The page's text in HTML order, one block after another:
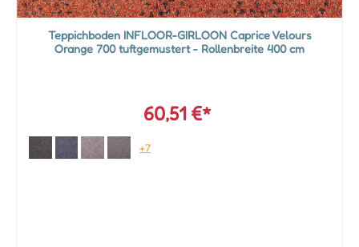
Teppichboden INFLOOR-GIRLOON Caprice Velours
Orange 700 tuftgemustert - Rollenbreite 400 cm
60,51 €*
+7